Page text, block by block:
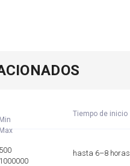
Min
Max
Tiempo de inicio
500
1000000
hasta 6–8 horas